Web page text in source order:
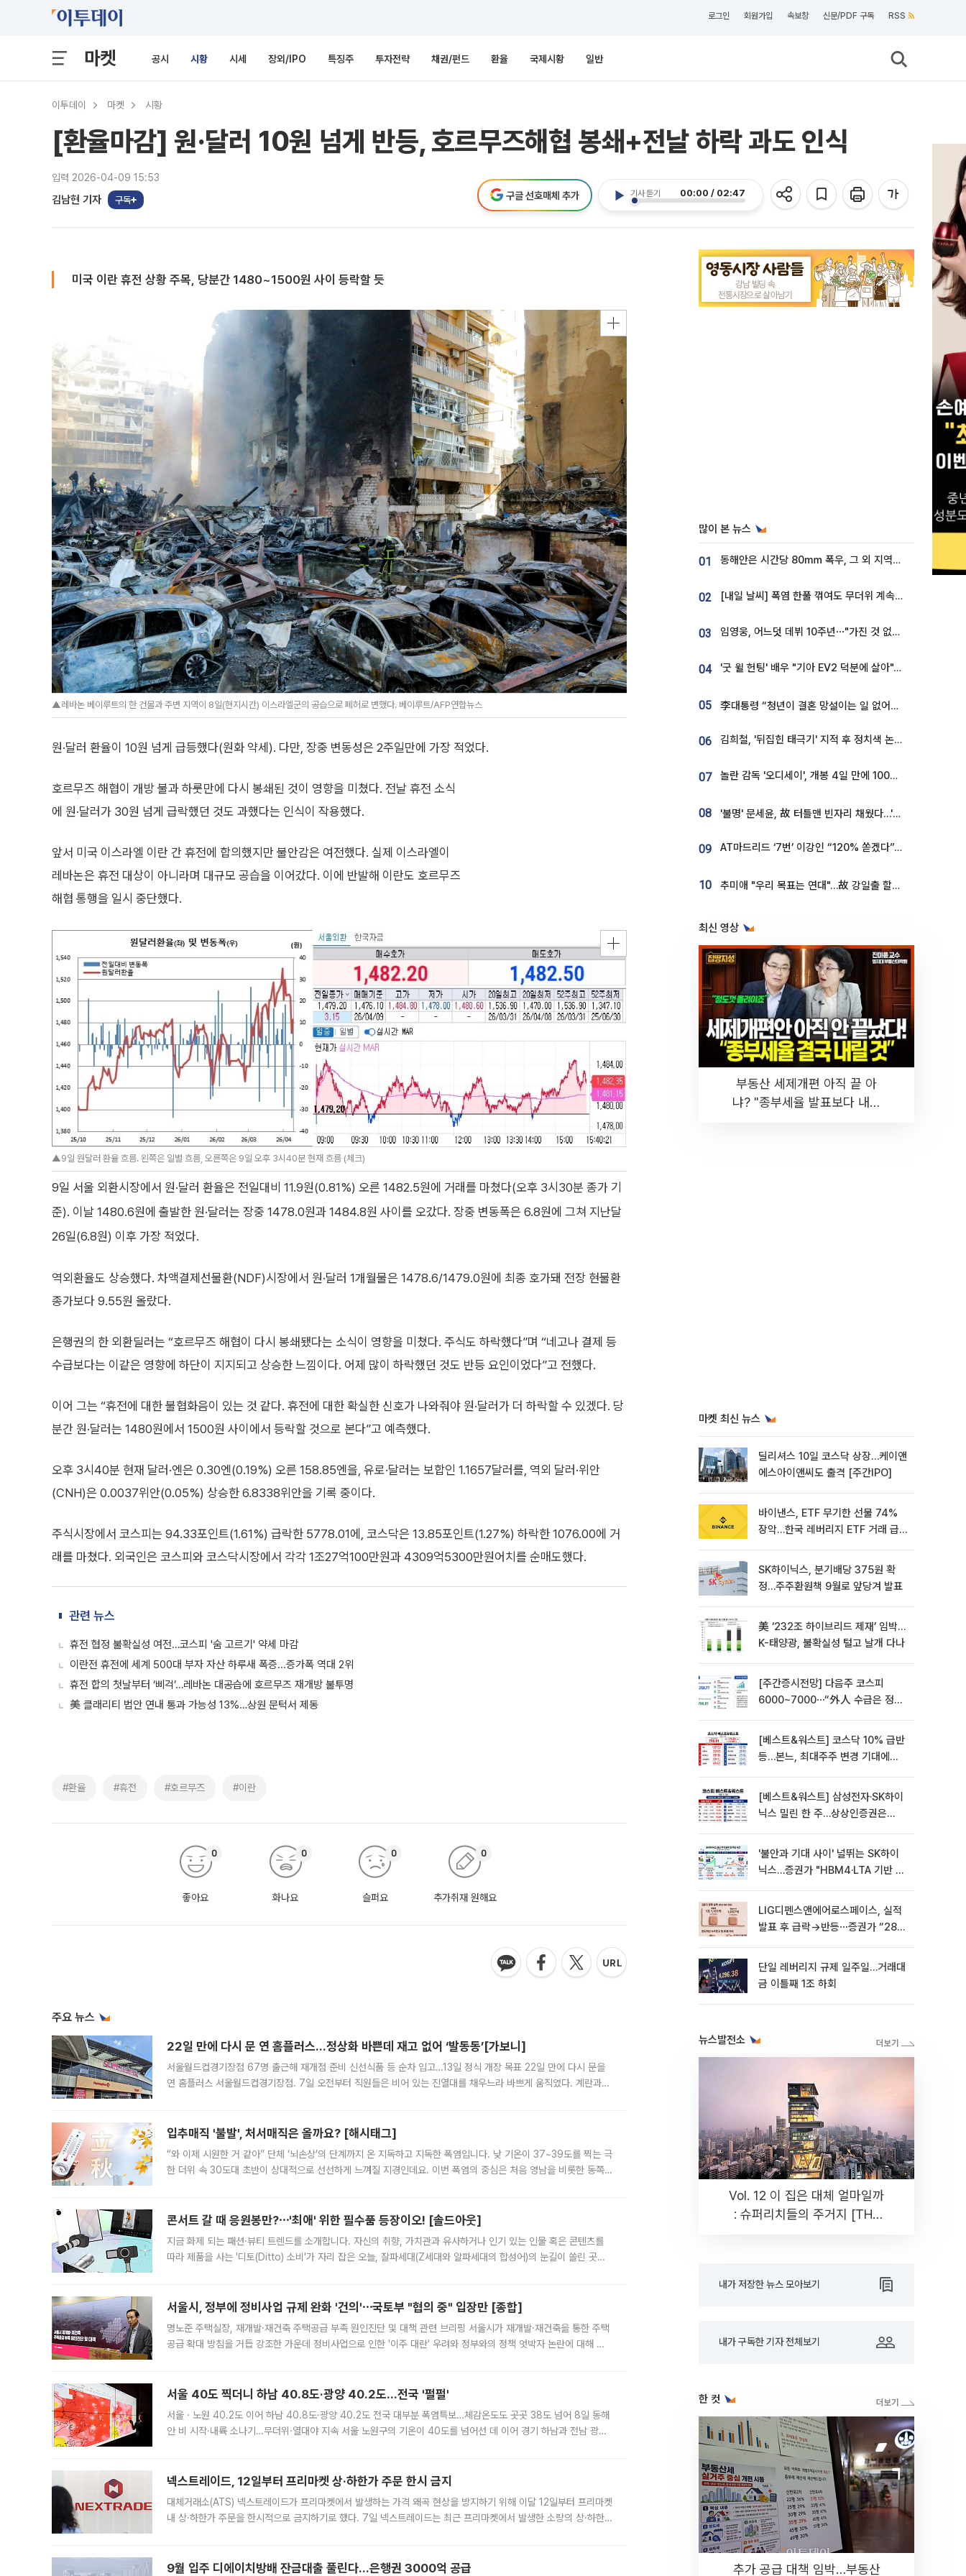
로그인 회원가입 속보창 신문/PDF 구독 RSS
마켓 공시 시황 시세 장외/IPO 특징주 투자전략 채권/펀드 환율 국제시황 일반
이투데이 마켓 시황
[환율마감] 원·달러 10원 넘게 반등, 호르무즈해협 봉쇄+전날 하락 과도 인식
입력 2026-04-09 15:53
김남현 기자 구독
기사 듣기 00:00 / 02:47
구글 선호매체 추가
미국 이란 휴전 상황 주목, 당분간 1480~1500원 사이 등락할 듯
▲레바논 베이루트의 한 건물과 주변 지역이 8일(현지시간) 이스라엘군의 공습으로 폐허로 변했다. 베이루트/AFP연합뉴스
원·달러 환율이 10원 넘게 급등했다(원화 약세). 다만, 장중 변동성은 2주일만에 가장 적었다.
호르무즈 해협이 개방 불과 하룻만에 다시 봉쇄된 것이 영향을 미쳤다. 전날 휴전 소식
에 원·달러가 30원 넘게 급락했던 것도 과했다는 인식이 작용했다.
앞서 미국 이스라엘 이란 간 휴전에 합의했지만 불안감은 여전했다. 실제 이스라엘이
레바논은 휴전 대상이 아니라며 대규모 공습을 이어갔다. 이에 반발해 이란도 호르무즈
해협 통행을 일시 중단했다.
▲9일 원달러 환율 흐름. 왼쪽은 일별 흐름, 오른쪽은 9일 오후 3시40분 현재 흐름 (체크)
9일 서울 외환시장에서 원·달러 환율은 전일대비 11.9원(0.81%) 오른 1482.5원에 거래를 마쳤다(오후 3시30분 종가 기
준). 이날 1480.6원에 출발한 원·달러는 장중 1478.0원과 1484.8원 사이를 오갔다. 장중 변동폭은 6.8원에 그쳐 지난달
26일(6.8원) 이후 가장 적었다.
역외환율도 상승했다. 차액결제선물환(NDF)시장에서 원·달러 1개월물은 1478.6/1479.0원에 최종 호가돼 전장 현물환
종가보다 9.55원 올랐다.
은행권의 한 외환딜러는 “호르무즈 해협이 다시 봉쇄됐다는 소식이 영향을 미쳤다. 주식도 하락했다”며 “네고나 결제 등
수급보다는 이같은 영향에 하단이 지지되고 상승한 느낌이다. 어제 많이 하락했던 것도 반등 요인이었다”고 전했다.
이어 그는 “휴전에 대한 불협화음이 있는 것 같다. 휴전에 대한 확실한 신호가 나와줘야 원·달러가 더 하락할 수 있겠다. 당
분간 원·달러는 1480원에서 1500원 사이에서 등락할 것으로 본다”고 예측했다.
오후 3시40분 현재 달러·엔은 0.30엔(0.19%) 오른 158.85엔을, 유로·달러는 보합인 1.1657달러를, 역외 달러·위안
(CNH)은 0.0037위안(0.05%) 상승한 6.8338위안을 기록 중이다.
주식시장에서 코스피는 94.33포인트(1.61%) 급락한 5778.01에, 코스닥은 13.85포인트(1.27%) 하락한 1076.00에 거
래를 마쳤다. 외국인은 코스피와 코스닥시장에서 각각 1조27억100만원과 4309억5300만원어치를 순매도했다.
관련 뉴스
휴전 협정 불확실성 여전…코스피 '숨 고르기' 약세 마감
이란전 휴전에 세계 500대 부자 자산 하루새 폭증...증가폭 역대 2위
휴전 합의 첫날부터 ‘삐걱’…레바논 대공습에 호르무즈 재개방 불투명
美 클래리티 법안 연내 통과 가능성 13%…상원 문턱서 제동
#환율 #휴전 #호르무즈 #이란
좋아요
0
화나요
0
슬퍼요
0
추가취재 원해요
0
주요 뉴스
22일 만에 다시 문 연 홈플러스…정상화 바쁜데 재고 없어 ‘발동동’[가보니]
서울월드컵경기장점 67명 출근해 재개점 준비 신선식품 등 순차 입고…13일 정식 개장 목표 22일 만에 다시 문을
연 홈플러스 서울월드컵경기장점. 7일 오전부터 직원들은 비어 있는 진열대를 채우느라 바쁘게 움직였다. 계란과
입추매직 '불발', 처서매직은 올까요? [해시태그]
“와 이제 시원한 거 같아” 단체 ‘뇌손상’의 단계까지 온 지독하고 지독한 폭염입니다. 낮 기온이 37~39도를 찍는 극
한 더위 속 30도대 초반이 상대적으로 선선하게 느껴질 지경인데요. 이번 폭염의 중심은 처음 영남을 비롯한 동쪽
콘서트 갈 때 응원봉만?⋯'최애' 위한 필수품 등장이오! [솔드아웃]
지금 화제 되는 패션·뷰티 트렌드를 소개합니다. 자신의 취향, 가치관과 유사하거나 인기 있는 인물 혹은 콘텐츠를
따라 제품을 사는 '디토(Ditto) 소비'가 자리 잡은 오늘, 잘파세대(Z세대와 알파세대의 합성어)의 눈길이 쏠린 곳은
서울시, 정부에 정비사업 규제 완화 '건의'⋯국토부 "협의 중" 입장만 [종합]
명노준 주택실장, 재개발·재건축 주택공급 부족 원인진단 및 대책 관련 브리핑 서울시가 재개발·재건축을 통한 주택
공급 확대 방침을 거듭 강조한 가운데 정비사업으로 인한 '이주 대란' 우려와 정부와의 정책 엇박자 논란에 대해 정
서울 40도 찍더니 하남 40.8도·광양 40.2도…전국 '펄펄'
서울ㆍ노원 40.2도 이어 하남 40.8도·광양 40.2도 전국 대부분 폭염특보…체감온도도 곳곳 38도 넘어 8일 동해
안 비 시작·내륙 소나기…무더위·열대야 지속 서울 노원구의 기온이 40도를 넘어선 데 이어 경기 하남과 전남 광양
넥스트레이드, 12일부터 프리마켓 상·하한가 주문 한시 금지
대체거래소(ATS) 넥스트레이드가 프리마켓에서 발생하는 가격 왜곡 현상을 방지하기 위해 이달 12일부터 프리마켓
내 상·하한가 주문을 한시적으로 금지하기로 했다. 7일 넥스트레이드는 최근 프리마켓에서 발생한 소량의 상·하한
9월 입주 디에이치방배 잔금대출 풀린다…은행권 3000억 공급
많이 본 뉴스
01 동해안은 시간당 80㎜ 폭우, 그 외 지역은 폭염…‘극과 극 날씨’
02 [내일 날씨] 폭염 한풀 꺾여도 무더위 계속⋯동해안 이틀 연속 비
03 임영웅, 어느덧 데뷔 10주년⋯"가진 것 없던 시절, 내 앞엔 20명의 팬뿐"
04 '굿 윌 헌팅' 배우 "기아 EV2 덕분에 살아"…교통사고 후 안전성 극찬
05 李대통령 “청년이 결혼 망설이는 일 없어야...제도상 불이익 조사”
06 김희철, '뒤집힌 태극기' 지적 후 정치색 논란…"좌우 떠나 우리나라 국기"
07 놀란 감독 '오디세이', 개봉 4일 만에 100만 돌파⋯'왕사남' 보다 빠르다
08 '불명' 문세윤, 故 터틀맨 빈자리 채웠다…'거북이' 눈물의 최종 우승
09 AT마드리드 ‘7번’ 이강인 “120% 쏟겠다”⋯시메오네 감독 “필요한 선수”
10 추미애 "우리 목표는 연대"…故 강일출 할머니 흉상 제막
최신 영상
부동산 세제개편 아직 끝 아
냐? "종부세율 발표보다 내릴
마켓 최신 뉴스
딜리셔스 10일 코스닥 상장…케이앤
에스아이앤씨도 출격 [주간IPO]
바이낸스, ETF 무기한 선물 74%
장악…한국 레버리지 ETF 거래 급
SK하이닉스, 분기배당 375원 확
정…주주환원책 9월로 앞당겨 발표
美 ‘232조 하이브리드 제재’ 임박…
K-태양광, 불확실성 털고 날개 다나
[주간증시전망] 다음주 코스피
6000~7000⋯“外人 수급은 정책
[베스트&워스트] 코스닥 10% 급반
등…본느, 최대주주 변경 기대에
[베스트&워스트] 삼성전자·SK하이
닉스 밀린 한 주…상상인증권은
'불안과 기대 사이' 널뛰는 SK하이
닉스…증권가 "HBM4·LTA 기반 펀
LIG디펜스앤에어로스페이스, 실적
발표 후 급락→반등⋯증권가 “28년
단일 레버리지 규제 일주일…거래대
금 이틀째 1조 하회
뉴스발전소
Vol. 12 이 집은 대체 얼마일까
: 슈퍼리치들의 주거지 [THE
내가 저장한 뉴스 모아보기
내가 구독한 기자 전체보기
한 컷
추가 공급 대책 임박…부동산